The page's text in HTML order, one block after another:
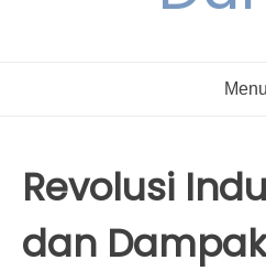
Menu
Revolusi
dan